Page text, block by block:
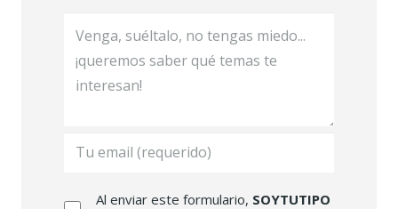
Al enviar este formulario, SOYTUTIPO